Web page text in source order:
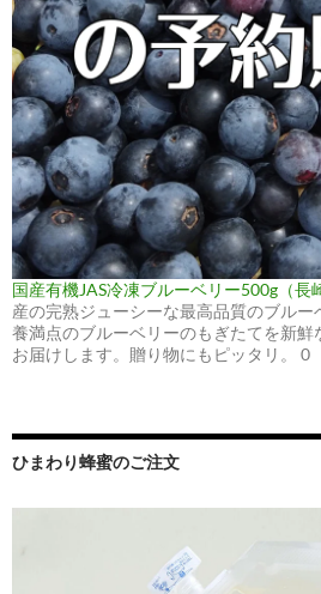
国産有機JAS冷凍ブルーベリー500g（長
産の完熟ジューシーな最高品質のブル
養満点のブルーベリーのもぎたてを新
お届けします。贈り物にもピッタリ。 0
ひまわり蜂蜜のご注文